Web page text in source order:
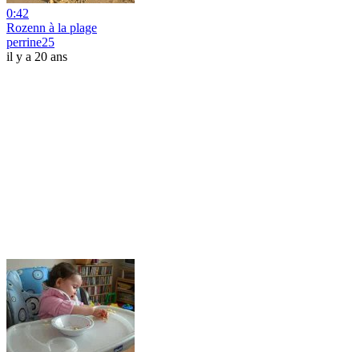
0:42
Rozenn à la plage
perrine25
il y a 20 ans